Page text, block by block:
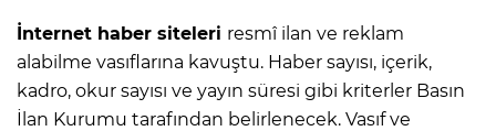
İnternet haber siteleri resmî ilan ve reklam
alabilme vasıflarına kavuştu. Haber sayısı, içerik,
kadro, okur sayısı ve yayın süresi gibi kriterler Basın
İlan Kurumu tarafından belirlenecek. Vasıf ve